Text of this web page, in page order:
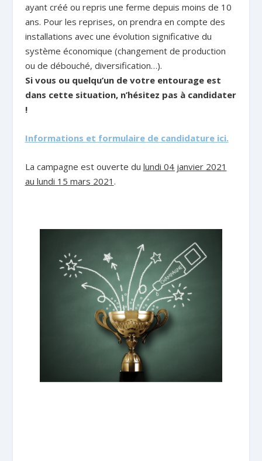
ayant créé ou repris une ferme depuis moins de 10
ans. Pour les reprises, on prendra en compte des
installations avec une évolution significative du
système économique (changement de production
ou de débouché, diversification…).
Si vous ou quelqu’un de votre entourage est
dans cette situation, n’hésitez pas à candidater
!
Informations et formulaire de candidature ici.
La campagne est ouverte du lundi 04 janvier 2021
au lundi 15 mars 2021 .